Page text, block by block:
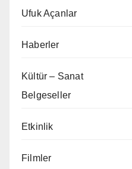
Ufuk Açanlar
Haberler
Kültür – Sanat
Belgeseller
Etkinlik
Filmler